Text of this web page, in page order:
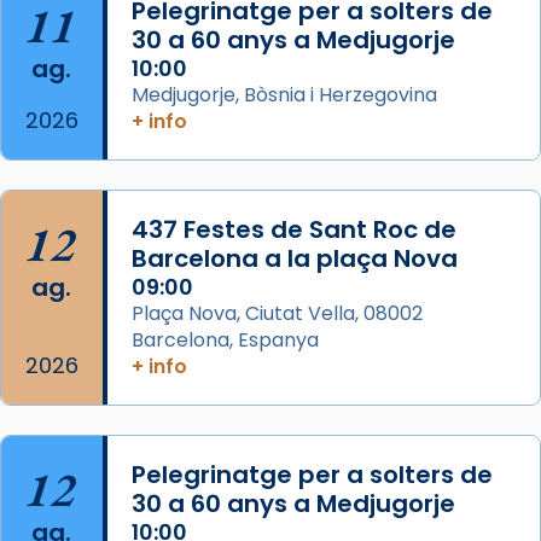
Photo
View on Facebook ·
Jaume, fill de Zebedeu, és juntament amb el
seu germà Joan i Pere un dels que
acompanyava més de prop Jesús.
Segons el llibre dels Fets (12,2) fou el primer
apòstol màrtir, decapitat a Jerusalem per
Herodes Agripa (vers l'any 44).
Regnes castellans i més tard de tota
Espanya.
11
ag.
2026
Pelegrinatge per a solters de
30 a 60 anys a Medjugorje
10:00
Medjugorje, Bòsnia i Herzegovina
+ info
12
ag.
2026
437 Festes de Sant Roc de
Barcelona a la plaça Nova
09:00
Plaça Nova, Ciutat Vella, 08002
Barcelona, Espanya
+ info
12
ag.
Pelegrinatge per a solters de
30 a 60 anys a Medjugorje
10:00